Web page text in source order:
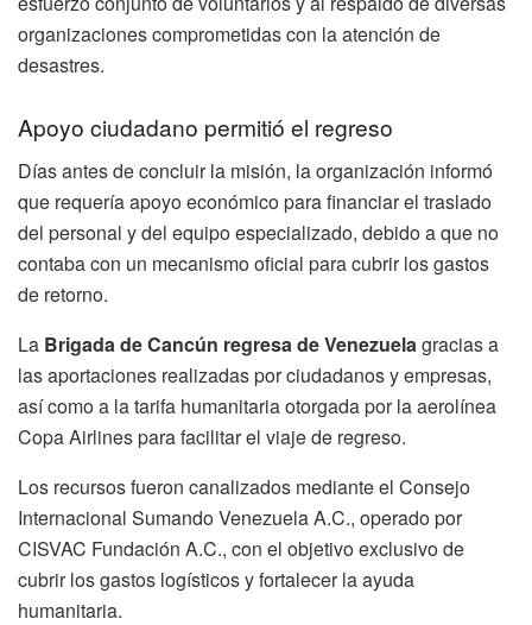
organizaciones comprometidas con la atención de
desastres.
Apoyo ciudadano permitió el regreso
Días antes de concluir la misión, la organización informó
que requería apoyo económico para financiar el traslado
del personal y del equipo especializado, debido a que no
contaba con un mecanismo oficial para cubrir los gastos
de retorno.
La Brigada de Cancún regresa de Venezuelagracias a
las aportaciones realizadas por ciudadanos y empresas,
así como a la tarifa humanitaria otorgada por la aerolínea
Copa Airlines para facilitar el viaje de regreso.
Los recursos fueron canalizados mediante el Consejo
Internacional Sumando Venezuela A.C., operado por
CISVAC Fundación A.C., con el objetivo exclusivo de
cubrir los gastos logísticos y fortalecer la ayuda
humanitaria.